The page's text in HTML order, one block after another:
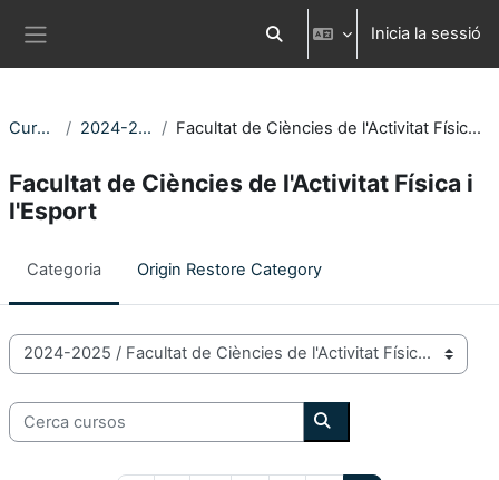
Commuta l'entrada de la cerca
Inicia la sessió
Cursos 2024-2025 Facultat de Ciències de l'Activitat Física i l'Esport
Facultat de Ciències de l'Activitat Física i
l'Esport
Categoria Origin Restore Category
Categories de Cursos
Cerca cursos
Cerca cursos